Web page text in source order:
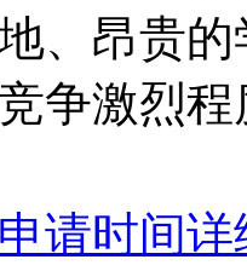
、昂贵
争激烈
请时间详